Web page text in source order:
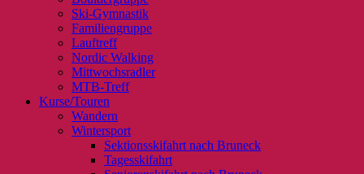
Ski-Gymnastik
Familiengruppe
Lauftreff
Nordic Walking
Mittwochsradler
MTB-Treff
Kurse/Touren
Wandern
Wintersport
Sektionsskifahrt nach Bruneck
Tagesskifahrt